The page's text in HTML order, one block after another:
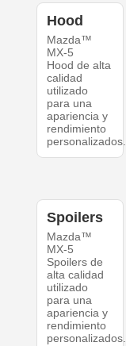
Hood
Mazda™
MX-5
Hood de alta
calidad
utilizado
para una
apariencia y
rendimiento
personalizados.
Spoilers
Mazda™
MX-5
Spoilers de
alta calidad
utilizado
para una
apariencia y
rendimiento
personalizados.